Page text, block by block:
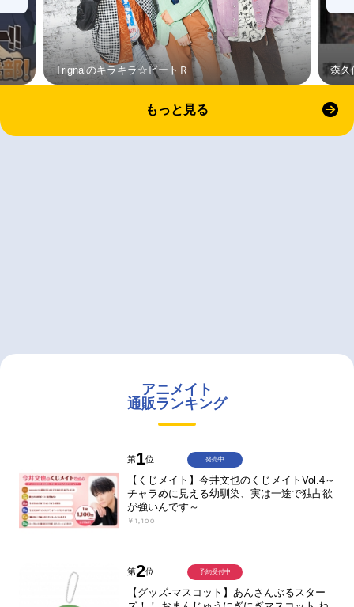
Trignalのキラキラ☆ビートＲ 森久
もっと見る
アニメイト
通販ランキング
第1位
【くじメイト】今井文也のくじメイトVol.4～
チャラめに見える幼馴染、実は一途で独占欲
が強いんです～
￥1,100
発売中
第2位
【グッズ-マスコット】あんさんぶるスター
予約受付中